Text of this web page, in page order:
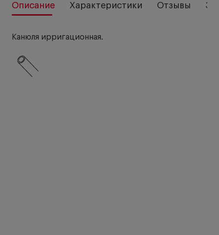
Описание Характеристики Отзывы
Канюля ирригационная.